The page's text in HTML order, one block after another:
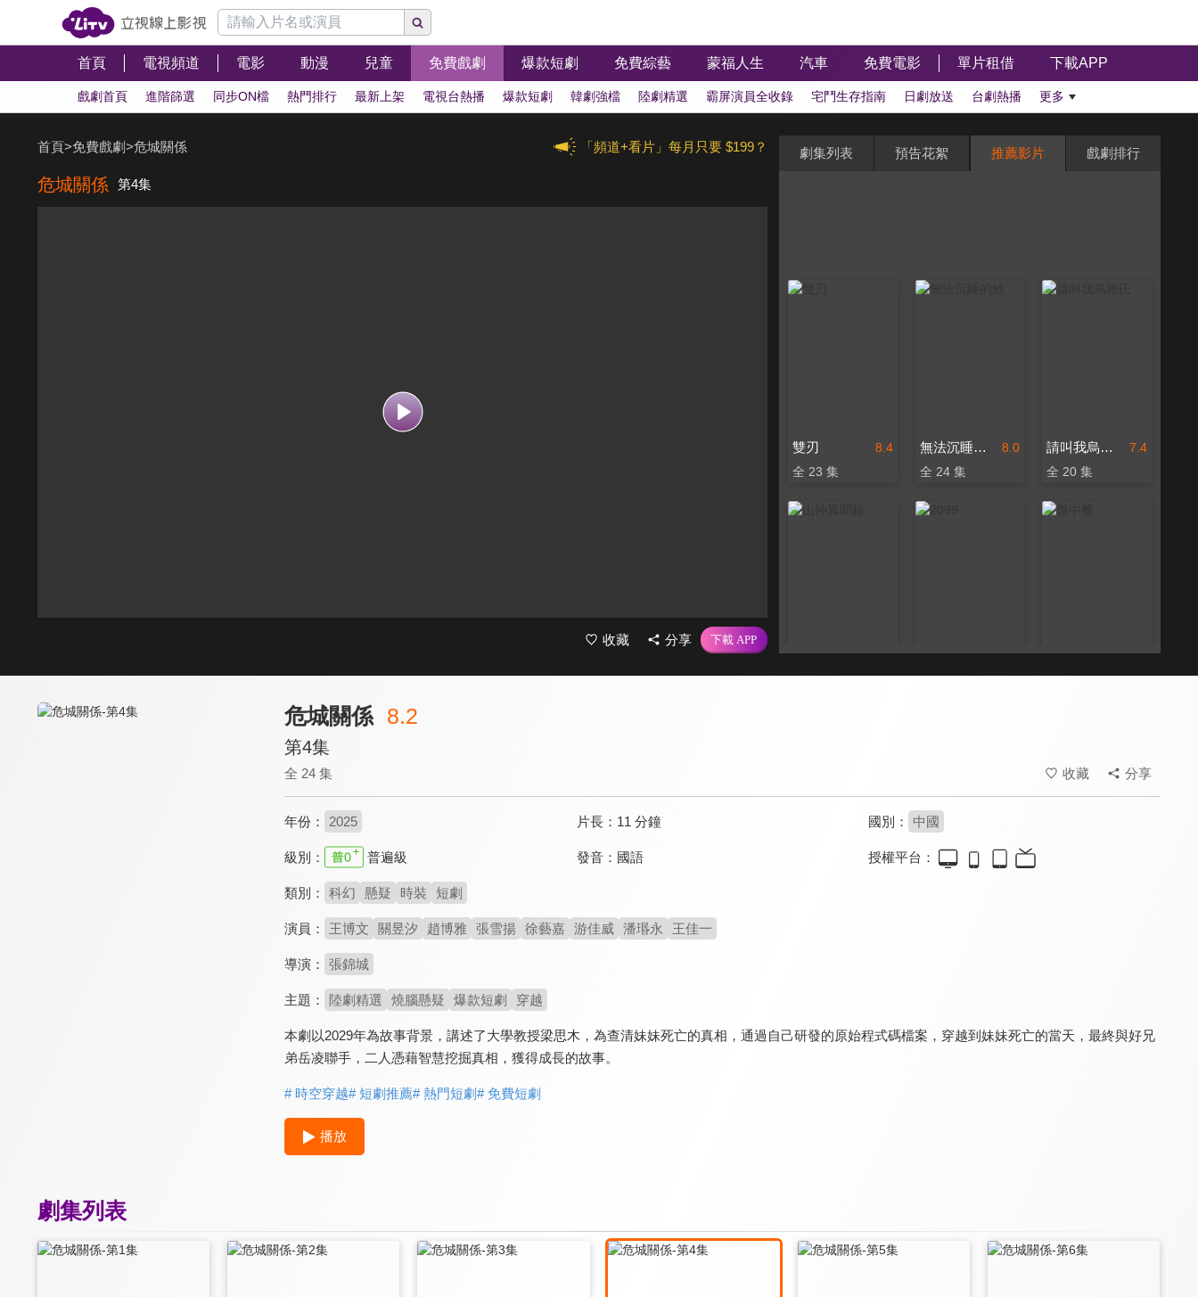
首頁 電視頻道 電影 動漫 兒童 免費戲劇 爆款短劇 免費綜藝 蒙福人生 汽車 免費電影 單片租借 下載APP
戲劇首頁 進階篩選 同步ON檔 熱門排行 最新上架 電視台熱播 爆款短劇 韓劇強檔 陸劇精選 霸屏演員全收錄 宅鬥生存指南 日劇放送 台劇熱播 更多
「頻道+看片」每月只要 $199？
首頁>免費戲劇>危城關係
危城關係 第4集
收藏 分享
劇集列表 預告花絮 推薦影片 戲劇排行
8.4
雙刃
全 23 集
8.0
無法沉睡的她
全 24 集
7.4
請叫我烏雅氏
全 20 集
危城關係 8.2
第4集
全 24 集 收藏 分享
年份： 2025 片長： 11 分鐘 國別： 中國
級別： 普遍級 發音： 國語 授權平台：
類別： 科幻 懸疑 時裝 短劇
演員： 王博文 關昱汐 趙博雅 張雪揚 徐藝嘉 游佳威 潘瑉永 王佳一
導演： 張錦城
主題： 陸劇精選 燒腦懸疑 爆款短劇 穿越
本劇以2029年為故事背景，講述了大學教授梁思木，為查清妹妹死亡的真相，通過自己研發的原始程式碼檔案，穿越到妹妹死亡的當天，最終與好兄
弟岳凌聯手，二人憑藉智慧挖掘真相，獲得成長的故事。
# 時空穿越# 短劇推薦# 熱門短劇# 免費短劇
播放
劇集列表